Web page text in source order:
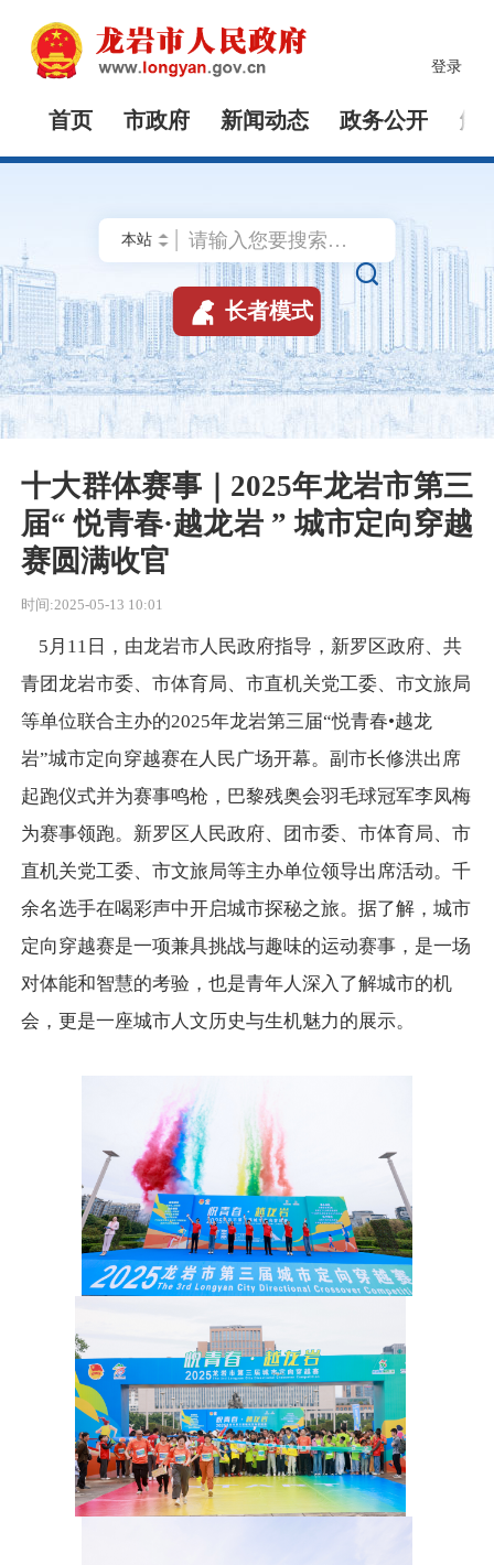
登录
首页 市政府 新闻动态 政务公开 解

 长者模式
十大群体赛事｜2025年龙岩市第三
届“ 悦青春·越龙岩 ” 城市定向穿越
赛圆满收官
时间:2025-05-13 10:01
5月11日，由龙岩市人民政府指导，新罗区政府、共
青团龙岩市委、市体育局、市直机关党工委、市文旅局
等单位联合主办的2025年龙岩第三届“悦青春•越龙
岩”城市定向穿越赛在人民广场开幕。副市长修洪出席
起跑仪式并为赛事鸣枪，巴黎残奥会羽毛球冠军李凤梅
为赛事领跑。新罗区人民政府、团市委、市体育局、市
直机关党工委、市文旅局等主办单位领导出席活动。千
余名选手在喝彩声中开启城市探秘之旅。据了解，城市
定向穿越赛是一项兼具挑战与趣味的运动赛事，是一场
对体能和智慧的考验，也是青年人深入了解城市的机
会，更是一座城市人文历史与生机魅力的展示。